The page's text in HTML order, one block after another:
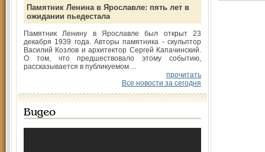
Памятник Ленина в Ярославле: пять лет в
ожидании пьедестала
Памятник Ленину в Ярославле был открыт 23
декабря 1939 года. Авторы памятника - скульптор
Василий Козлов и архитектор Сергей Капачинский.
О том, что предшествовало этому событию,
рассказывается в публикуемом ...
прочитать
Все новости за сегодня
Видео